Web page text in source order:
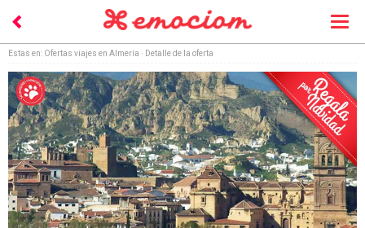
Estas en: Ofertas viajes en Almería · Detalle de la oferta